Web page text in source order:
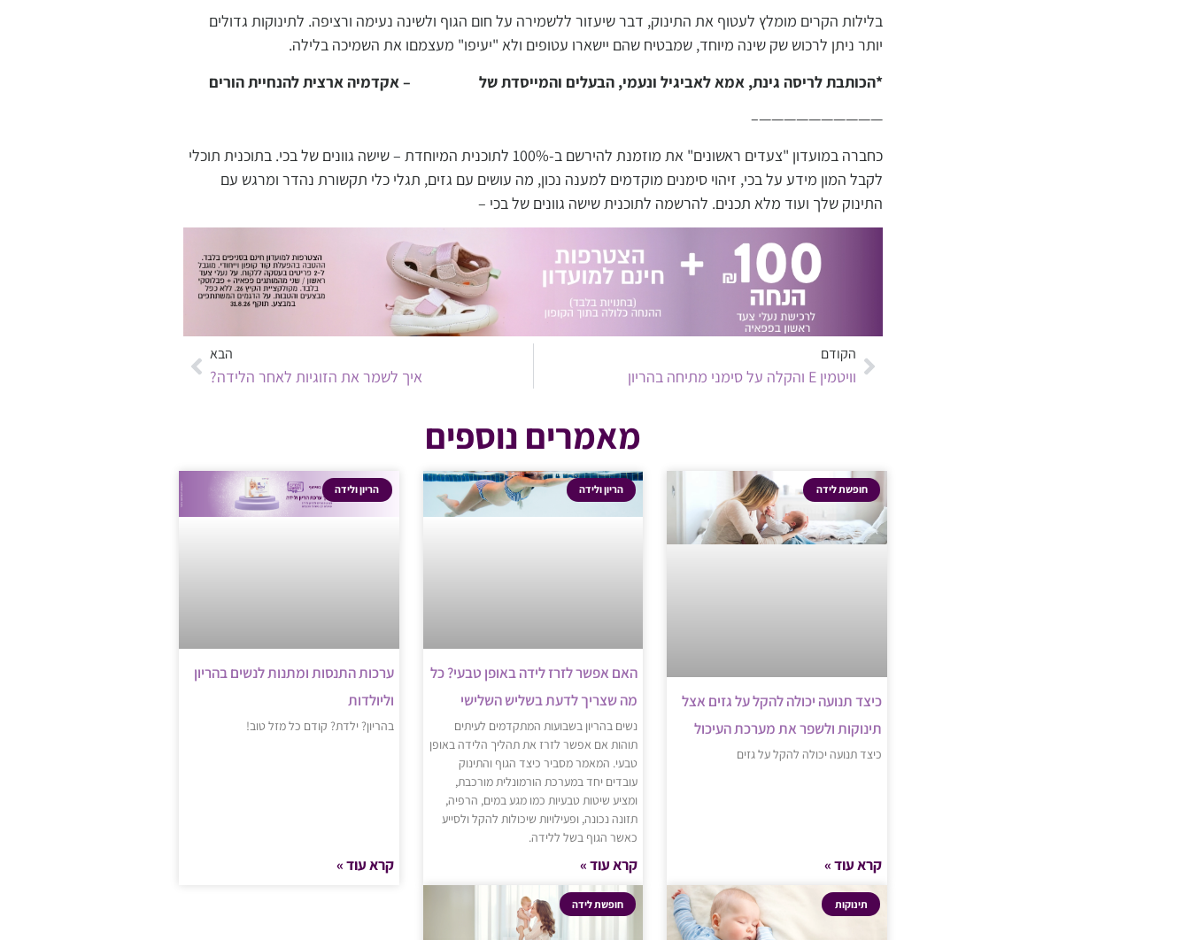
בלילות הקרים מומלץ לעטוף את התינוק, דבר שיעזור ללשמירה על חום הגוף ולשינה נעימה ורציפה. לתינוקות גדולים
יותר ניתן לרכוש שק שינה מיוחד, שמבטיח שהם יישארו עטופים ולא "יעיפו" מעצמםו את השמיכה בלילה.
*הכותבת לריסה גינת, אמא לאביגיל ונעמי, הבעלים והמייסדת של
– אקדמיה ארצית להנחיית הורים
——————————–
כחברה במועדון "צעדים ראשונים" את מוזמנת להירשם ב-100% לתוכנית המיוחדת – שישה גוונים של בכי. בתוכנית תוכלי
לקבל המון מידע על בכי, זיהוי סימנים מוקדמים למענה נכון, מה עושים עם גזים, תגלי כלי תקשורת נהדר ומרגש עם
התינוק שלך ועוד מלא תכנים. להרשמה לתוכנית שישה גוונים של בכי –
הקודם
וויטמין E והקלה על סימני מתיחה בהריון
הבא
איך לשמר את הזוגיות לאחר הלידה?
מאמרים נוספים
חופשת לידה
כיצד תנועה יכולה להקל על גזים אצל
תינוקות ולשפר את מערכת העיכול
כיצד תנועה יכולה להקל על גזים
קרא עוד »
הריון ולידה
האם אפשר לזרז לידה באופן טבעי? כל
מה שצריך לדעת בשליש השלישי
נשים בהריון בשבועות המתקדמים לעיתים
תוהות אם אפשר לזרז את תהליך הלידה באופן
טבעי. המאמר מסביר כיצד הגוף והתינוק
עובדים יחד במערכת הורמונלית מורכבת,
ומציע שיטות טבעיות כמו מגע במים, הרפיה,
תזונה נכונה, ופעילויות שיכולות להקל ולסייע
כאשר הגוף בשל ללידה.
קרא עוד »
הריון ולידה
ערכות התנסות ומתנות לנשים בהריון
וליולדות
בהריון? ילדת? קודם כל מזל טוב!
קרא עוד »
תינוקות חופשת לידה